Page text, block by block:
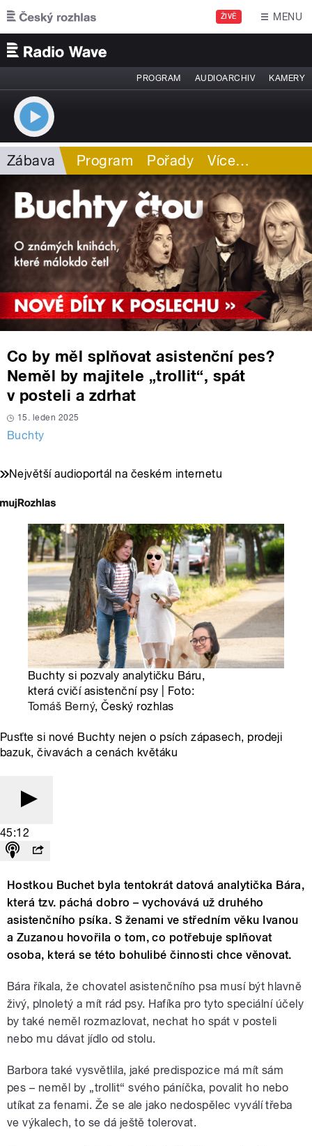
Přejít k hlavnímu obsahu
ŽIVĚ MENU
PROGRAM AUDIOARCHIV KAMERY
Zábava Program Pořady Více…
Co by měl splňovat asistenční pes?
Neměl by majitele „trollit“, spát
v posteli a zdrhat
15. leden 2025
Buchty
Největší audioportál na českém internetu
Buchty si pozvaly analytičku Báru,
která cvičí asistenční psy | Foto:
Tomáš Berný, Český rozhlas
Pusťte si nové Buchty nejen o psích zápasech, prodeji
bazuk, čivavách a cenách květáku
45:12
Hostkou Buchet byla tentokrát datová analytička Bára,
která tzv. páchá dobro – vychovává už druhého
asistenčního psíka. S ženami ve středním věku Ivanou
a Zuzanou hovořila o tom, co potřebuje splňovat
osoba, která se této bohulibé činnosti chce věnovat.
Bára říkala, že chovatel asistenčního psa musí být hlavně
živý, plnoletý a mít rád psy. Hafíka pro tyto speciální účely
by také neměl rozmazlovat, nechat ho spát v posteli
nebo mu dávat jídlo od stolu.
Barbora také vysvětlila, jaké predispozice má mít sám
pes – neměl by „trollit“ svého páníčka, povalit ho nebo
utíkat za fenami. Že se ale jako nedospělec vyválí třeba
ve výkalech, to se dá ještě tolerovat.